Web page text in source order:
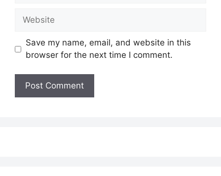
Website
Save my name, email, and website in this
browser for the next time I comment.